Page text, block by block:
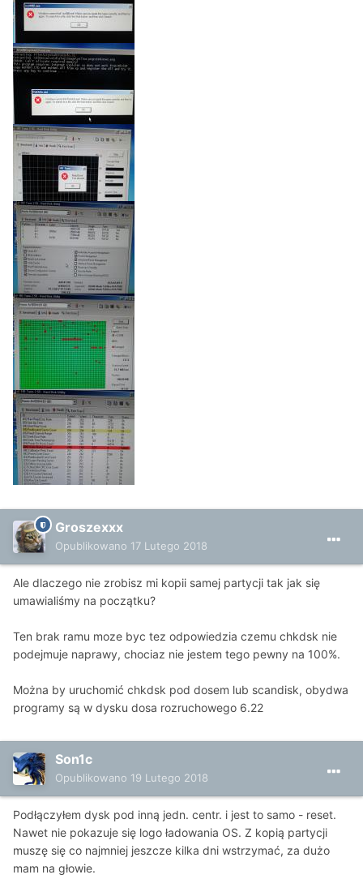
Groszexxx
Opublikowano 17 Lutego 2018
Ale dlaczego nie zrobisz mi kopii samej partycji tak jak się
umawialiśmy na początku?
Ten brak ramu moze byc tez odpowiedzia czemu chkdsk nie
podejmuje naprawy, chociaz nie jestem tego pewny na 100%.
Można by uruchomić chkdsk pod dosem lub scandisk, obydwa
programy są w dysku dosa rozruchowego 6.22
Son1c
Opublikowano 19 Lutego 2018
Podłączyłem dysk pod inną jedn. centr. i jest to samo - reset.
Nawet nie pokazuje się logo ładowania OS. Z kopią partycji
muszę się co najmniej jeszcze kilka dni wstrzymać, za dużo
mam na głowie.